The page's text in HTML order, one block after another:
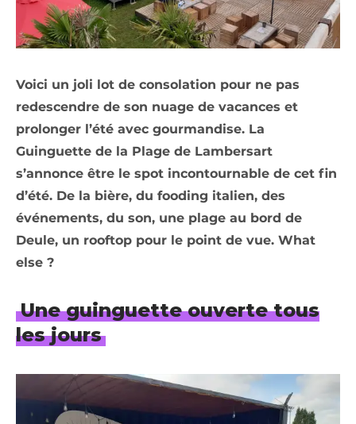
Voici un joli lot de consolation pour ne pas
redescendre de son nuage de vacances et
prolonger l’été avec gourmandise. La
Guinguette de la Plage de Lambersart
s’annonce être le spot incontournable de cet fin
d’été. De la bière, du fooding italien, des
événements, du son, une plage au bord de
Deule, un rooftop pour le point de vue. What
else ?
Une guinguette ouverte tous
les jours